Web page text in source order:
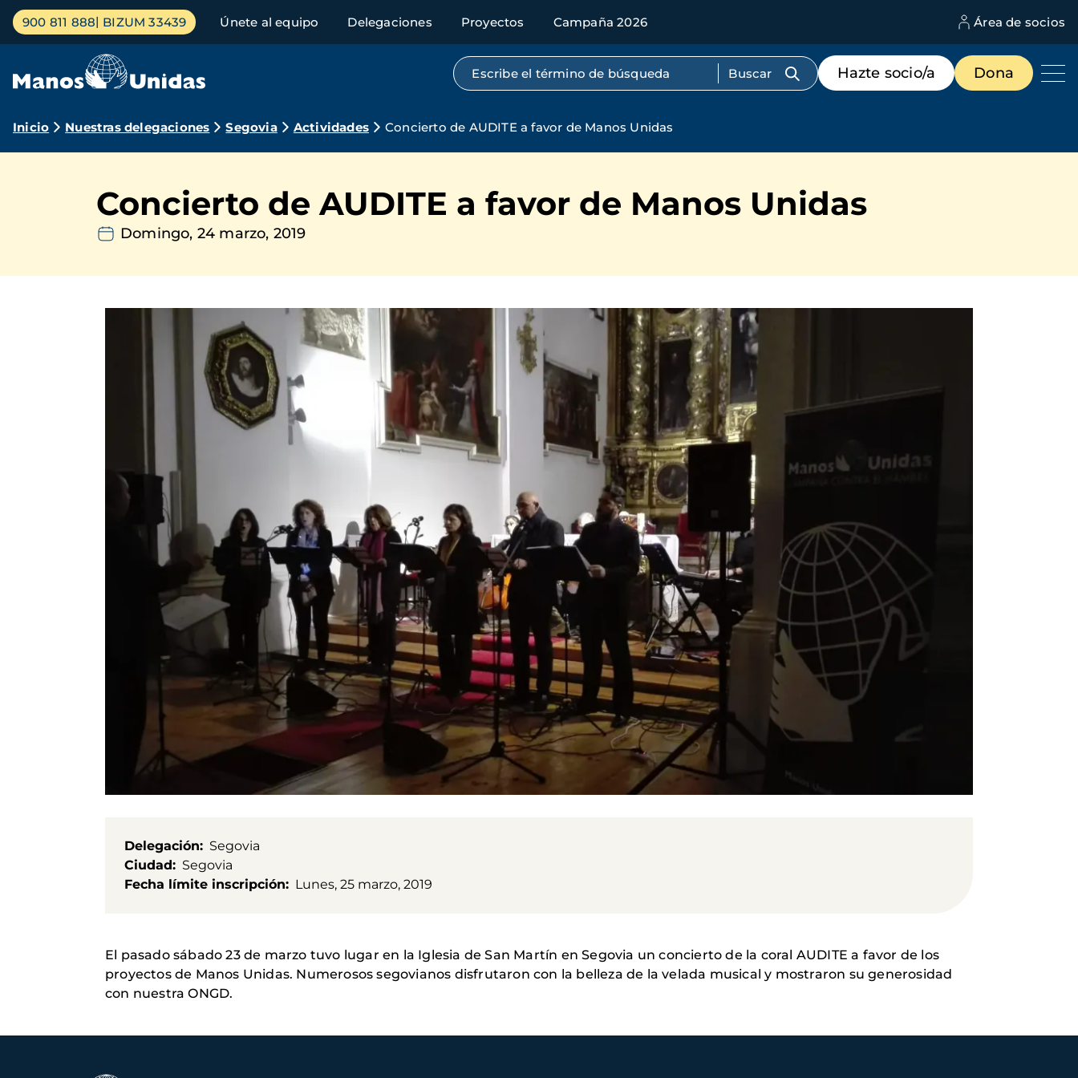
Pasar
contenido
Menú
principal
900 811 888 BIZUM 33439 Únete al equipo Delegaciones Proyectos Campaña 2026 Área de socios
Búsqueda por texto completo
Menú
de
destacados
Hazte socio/a Dona
Ruta
navegación
Inicio Nuestras delegaciones Segovia Actividades Concierto de AUDITE a favor de Manos Unidas
Concierto de AUDITE a favor de Manos Unidas
Domingo, 24 marzo, 2019
Delegación
Segovia
Ciudad
Segovia
Fecha límite inscripción
Lunes, 25 marzo, 2019
El pasado sábado 23 de marzo tuvo lugar en la Iglesia de San Martín en Segovia un concierto de la coral AUDITE a favor de los
proyectos de Manos Unidas. Numerosos segovianos disfrutaron con la belleza de la velada musical y mostraron su generosidad
con nuestra ONGD.